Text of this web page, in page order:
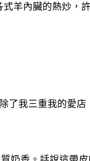
羊內臟的熱炒，
了我三重我的愛店